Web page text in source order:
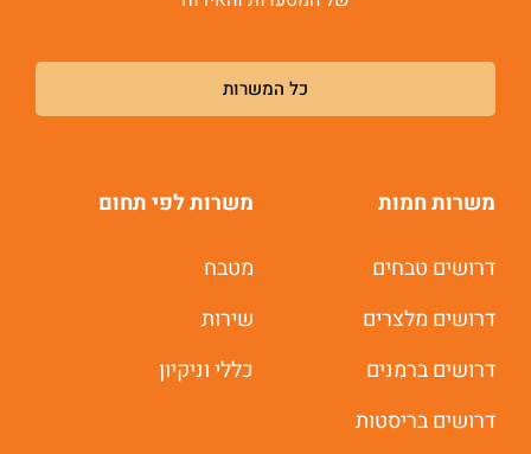
כל המשרות
משרות חמות
דרושים טבחים
דרושים מלצרים
דרושים ברמנים
דרושים בריסטות
משרות לפי תחום
מטבח
שירות
כללי וניקיון